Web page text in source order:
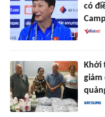
có
Khởi
giảm